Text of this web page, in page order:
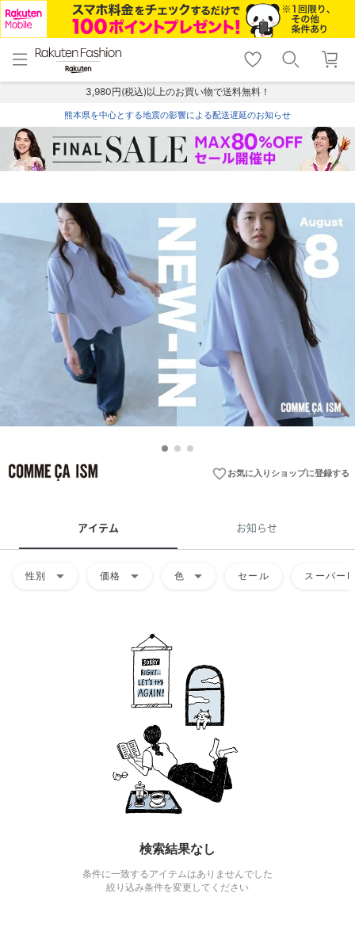
menu home
トップ
shopping_cart lock_outline
ログイン
3,980円(税込)以上のお買い物で送料無料！
熊本県を中心とする地震の影響による配送遅延のお知らせ
favorite_borderお気に入りショップに登録する
アイテム お知らせ
性別 arrow_drop_down 価格 arrow_drop_down 色 arrow_drop_down セール スーパー
検索結果なし
条件に一致するアイテムはありませんでした
絞り込み条件を変更してください